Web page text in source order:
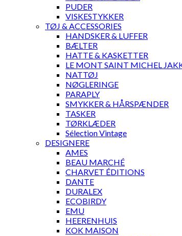
PUDER
VISKESTYKKER
TØJ & ACCESSORIES
HANDSKER & LUFFER
BÆLTER
HATTE & KASKETTER
LE MONT SAINT MICHEL
NATTØJ
NØGLERINGE
PARAPLY
SMYKKER & HÅRSPÆNDER
TASKER
TØRKLÆDER
Sélection Vintage
DESIGNERE
AMES
BEAU MARCHÉ
CHARVET ÉDITIONS
DANTE
DURALEX
ECOBIRDY
EMU
HEERENHUIS
KOK MAISON